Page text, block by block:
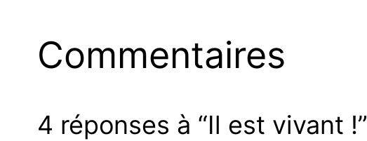
Commentaires
4 réponses à “Il est vivant !”